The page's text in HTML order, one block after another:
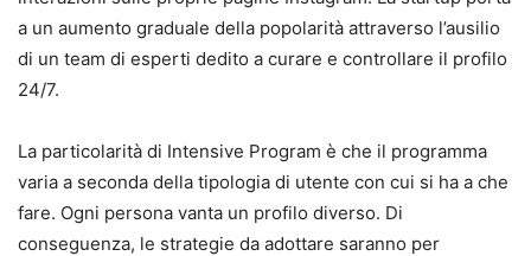
a un aumento graduale della popolarità attraverso l’ausilio
di un team di esperti dedito a curare e controllare il profilo
24/7.
La particolarità di Intensive Program è che il programma
varia a seconda della tipologia di utente con cui si ha a che
fare. Ogni persona vanta un profilo diverso. Di
conseguenza, le strategie da adottare saranno per